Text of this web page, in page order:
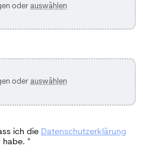
oder auswählen
oder auswählen
ich die Datenschutzerklärung
habe. *